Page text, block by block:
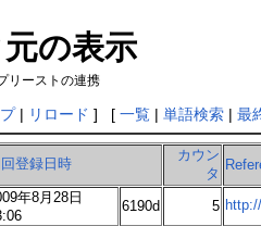
の表示
リーストの連携
| リロード ] [ 一覧| 単語検索| 最
登録日時
カウン
タ
年8月28日
6190d 5